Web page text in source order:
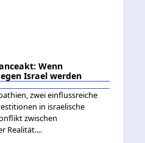
Wenn
Israel werden
zwei einflussreiche
in israelische
zwischen
Realität....